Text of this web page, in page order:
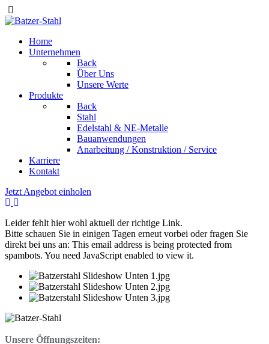
Home
Unternehmen
Back
Über Uns
Unsere Werte
Produkte
Back
Stahl
Edelstahl & NE-Metalle
Bauanwendungen
Anarbeitung / Konstruktion / Service
Karriere
Kontakt
Jetzt Angebot einholen
Leider fehlt hier wohl aktuell der richtige Link.
Bitte schauen Sie in einigen Tagen erneut vorbei oder fragen Sie
direkt bei uns an: This email address is being protected from
spambots. You need JavaScript enabled to view it.
Unsere Öffnungszeiten: